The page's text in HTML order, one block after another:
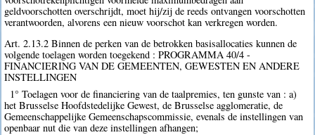
geldvoorschotten overschrijdt, moet hij/zij de reeds ontvangen voorschotten
verantwoorden, alvorens een nieuw voorschot kan verkregen worden.
Art. 2.13.2 Binnen de perken van de betrokken basisallocaties kunnen de
volgende toelagen worden toegekend : PROGRAMMA 40/4 -
FINANCIERING VAN DE GEMEENTEN, GEWESTEN EN ANDERE
INSTELLINGEN
1° Toelagen voor de financiering van de taalpremies, ten gunste van : a)
het Brusselse Hoofdstedelijke Gewest, de Brusselse agglomeratie, de
Gemeenschappelijke Gemeenschapscommissie, evenals de instellingen van
openbaar nut die van deze instellingen afhangen;